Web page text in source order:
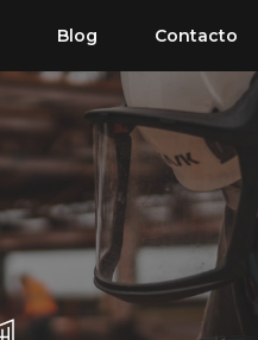
Blog Contacto